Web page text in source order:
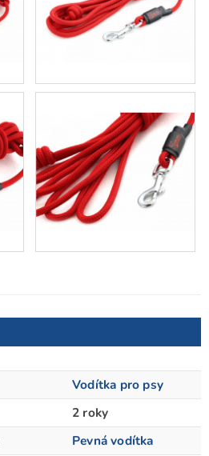
Vodítka pro psy
2 roky
Pevná vodítka